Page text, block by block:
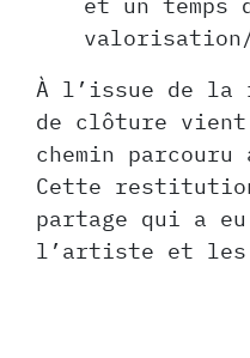
À l’issue de la
de clôture vient
chemin
Cette
partage qui a
l’artiste et les